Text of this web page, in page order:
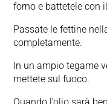
forno e battetele con
Passate le fettine
completamente.
In un ampio tegame
mettete sul fuoco.